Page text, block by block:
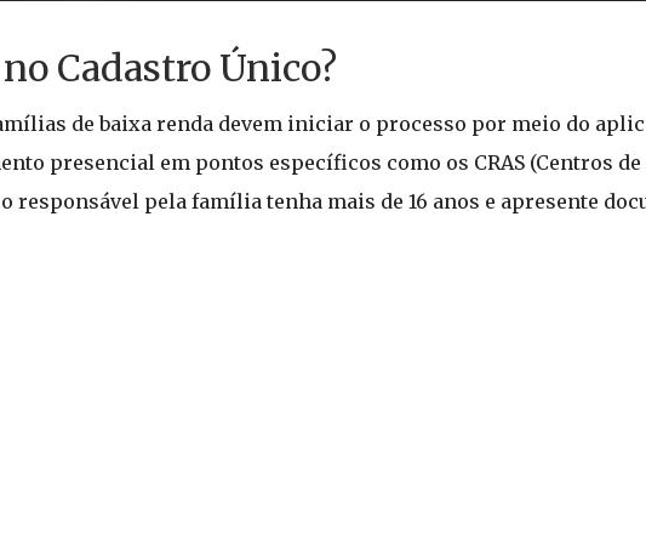
Cadastro Único?
de baixa renda devem iniciar o processo por meio do
presencial em pontos específicos como os CRAS (Centros
responsável pela família tenha mais de 16 anos e apresente